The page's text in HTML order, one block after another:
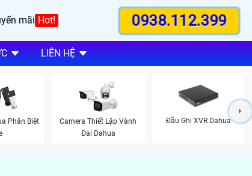
mãi Hot! 0938.112.399
LIÊN HỆ
Phân Biệt
Camera Thiết Lập Vành
Đai Dahua
Đầu Ghi XVR Dahua